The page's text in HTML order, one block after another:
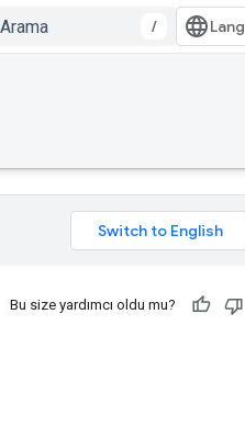
/
Bu size yardımcı oldu mu?